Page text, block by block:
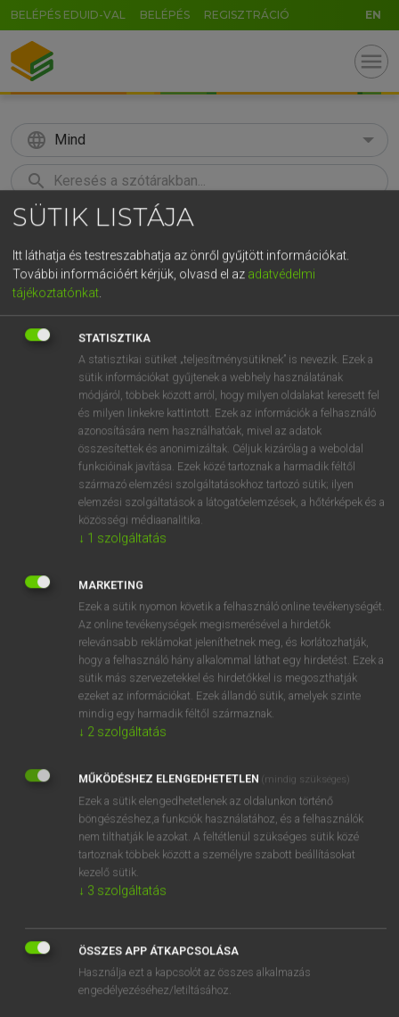
BELÉPÉS EDUID-VAL BELÉPÉS REGISZTRÁCIÓ EN
menu
language Mind
search
KERESÉS
Európai uniós terminológiai szótár
VAN ELŐFIZETÉSED?
Van előfizetésem a teljes szócikk megtekintéséhez.
BELÉPÉS
NINCS ELŐFIZETÉSED?
Nincs regisztrációm és előfizetésem. A szótár 2 órás,
díjmentes próbaverziójának elindításához regisztrálok és
belépek.
REGISZTRÁCIÓ
EURÓPAI UNIÓS TERMINOLÓGIAI SZÓTÁR
Kapcsolódó anyagok
good laboratory practice
good practice
goods and services account
SÜTIK LISTÁJA
Itt láthatja és testreszabhatja az önről gyűjtött információkat.
További információért kérjük, olvasd el az adatvédelmi
tájékoztatónkat.
STATISZTIKA
A statisztikai sütiket „teljesítménysütiknek” is nevezik. Ezek a
sütik információkat gyűjtenek a webhely használatának
módjáról, többek között arról, hogy milyen oldalakat keresett fel
és milyen linkekre kattintott. Ezek az információk a felhasználó
azonosítására nem használhatóak, mivel az adatok
összesítettek és anonimizáltak. Céljuk kizárólag a weboldal
funkcióinak javítása. Ezek közé tartoznak a harmadik féltől
származó elemzési szolgáltatásokhoz tartozó sütik; ilyen
elemzési szolgáltatások a látogatóelemzések, a hőtérképek és a
közösségi médiaanalitika.
↓ 1 szolgáltatás
MARKETING
Ezek a sütik nyomon követik a felhasználó online tevékenységét.
Az online tevékenységek megismerésével a hirdetők
relevánsabb reklámokat jeleníthetnek meg, és korlátozhatják,
hogy a felhasználó hány alkalommal láthat egy hirdetést. Ezek a
sütik más szervezetekkel és hirdetőkkel is megoszthatják
ezeket az információkat. Ezek állandó sütik, amelyek szinte
mindig egy harmadik féltől származnak.
↓ 2 szolgáltatás
MŰKÖDÉSHEZ ELENGEDHETETLEN (mindig szükséges)
Ezek a sütik elengedhetetlenek az oldalunkon történő
böngészéshez,a funkciók használatához, és a felhasználók
nem tilthatják le azokat. A feltétlenül szükséges sütik közé
tartoznak többek között a személyre szabott beállításokat
kezelő sütik.
↓ 3 szolgáltatás
ÖSSZES APP ÁTKAPCSOLÁSA
Használja ezt a kapcsolót az összes alkalmazás
engedélyezéséhez/letiltásához.
GR
t z u i o p
g h j k l é á ű Ω
n m , . AltGr